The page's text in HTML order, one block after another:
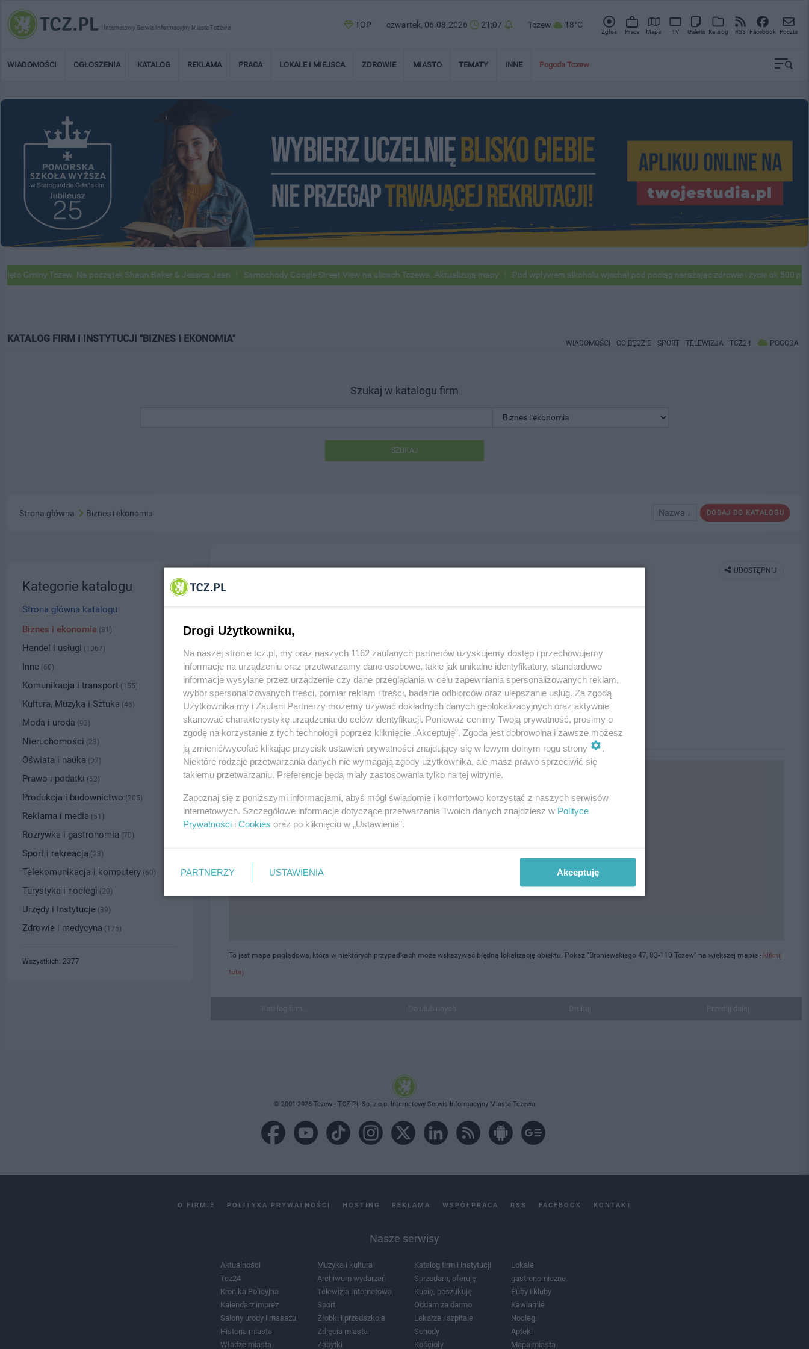
Internetowy Serwis Informacyjny Miasta Tczewa TOP czwartek, 06.08.2026 21:07 Tczew 18°C
Zgłoś Praca Mapa TV Galeria Katalog RSS Facebook Poczta
WIADOMOŚCI OGŁOSZENIA KATALOG REKLAMA PRACA LOKALE I MIEJSCA ZDROWIE MIASTO TEMATY INNE Pogoda Tczew
Gminy Tczew. Na początek Shaun Baker & Jessica Jean Samochody Google Street View na ulicach Tczewa. Aktualizują mapy Pod wpływem alkoholu wjechał pod pociąg narażając zdrowie i życie ok 500
KATALOG FIRM I INSTYTUCJI "BIZNES I EKONOMIA" WIADOMOŚCI CO BĘDZIE SPORT TELEWIZJA TCZ24 POGODA
Szukaj w katalogu firm
SZUKAJ
DODAJ DO KATALOGU
Nazwa ↓
Strona główna Biznes i ekonomia
UDOSTĘPNIJ
5310297
Kategoria: Biznes i ekonomia
Numer wpisu 165, wyświetleń: 1276
PRZYBLIŻONA LOKALIZACJA NA MAPIE
To jest mapa poglądowa, która w niektórych przypadkach może wskazywać błędną lokalizację obiektu. Pokaż "Broniewskiego 47, 83-110 Tczew" na większej mapie - kliknij
tutaj
Kategorie katalogu
Strona główna katalogu
Biznes i ekonomia (81)
Handel i usługi (1067)
Inne (60)
Komunikacja i transport (155)
Kultura, Muzyka i Sztuka (46)
Moda i uroda (93)
Nieruchomości (23)
Oświata i nauka (97)
Prawo i podatki (62)
Produkcja i budownictwo (205)
Reklama i media (51)
Rozrywka i gastronomia (70)
Sport i rekreacja (23)
Telekomunikacja i komputery (60)
Turystyka i noclegi (20)
Urzędy i Instytucje (89)
Zdrowie i medycyna (175)
Wszystkich: 2377
© 2001-2026 Tczew - TCZ.PL Sp. z o.o. Internetowy Serwis Informacyjny Miasta Tczewa
O FIRMIE POLITYKA PRYWATNOŚCI HOSTING REKLAMA WSPÓŁPRACA RSS FACEBOOK KONTAKT
Nasze serwisy
Aktualności
Tcz24
Kronika Policyjna
Kalendarz imprez
Salony urody i masażu
Historia miasta
Władze miasta
Muzyka i kultura
Archiwum wydarzeń
Telewizja Internetowa
Sport
Żłobki i przedszkola
Zdjęcia miasta
Zabytki
Katalog firm i instytucji
Sprzedam, oferuję
Kupię, poszukuję
Oddam za darmo
Lekarze i szpitale
Schody
Kościoły
Lokale
gastronomiczne
Puby i kluby
Kawiarnie
Noclegi
Apteki
Mapa miasta
Drogi Użytkowniku,
Na naszej stronie tcz.pl, my oraz naszych 1162 zaufanych partnerów uzyskujemy dostęp i przechowujemy
informacje na urządzeniu oraz przetwarzamy dane osobowe, takie jak unikalne identyfikatory, standardowe
informacje wysyłane przez urządzenie czy dane przeglądania w celu zapewniania spersonalizowanych reklam,
wybór spersonalizowanych treści, pomiar reklam i treści, badanie odbiorców oraz ulepszanie usług. Za zgodą
Użytkownika my i Zaufani Partnerzy możemy używać dokładnych danych geolokalizacyjnych oraz aktywnie
skanować charakterystykę urządzenia do celów identyfikacji. Ponieważ cenimy Twoją prywatność, prosimy o
zgodę na korzystanie z tych technologii poprzez kliknięcie „Akceptuję”. Zgoda jest dobrowolna i zawsze możesz
ją zmienić/wycofać klikając przycisk ustawień prywatności znajdujący się w lewym dolnym rogu strony
.
Niektóre rodzaje przetwarzania danych nie wymagają zgody użytkownika, ale masz prawo sprzeciwić się
takiemu przetwarzaniu. Preferencje będą miały zastosowania tylko na tej witrynie.
Zapoznaj się z poniższymi informacjami, abyś mógł świadomie i komfortowo korzystać z naszych serwisów
internetowych. Szczegółowe informacje dotyczące przetwarzania Twoich danych znajdziesz w Polityce
Prywatności i Cookies oraz po kliknięciu w „Ustawienia”.
PARTNERZY USTAWIENIA Akceptuję